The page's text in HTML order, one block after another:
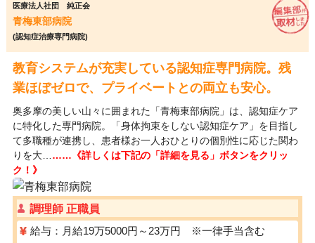
医療法人社団 純正会
青梅東部病院
(認知症治療専門病院)
教育システムが充実している認知症専門病院。残
業ほぼゼロで、プライベートとの両立も安心。
奥多摩の美しい山々に囲まれた「青梅東部病院」は、認知症ケア
に特化した専門病院。「身体拘束をしない認知症ケア」を目指し
て多職種が連携し、患者様お一人おひとりの個別性に応じた関わ
りを大… ……《詳しくは下記の「詳細を見る」ボタンをクリッ
ク！》
調理師 正職員
給与：月給19万5000円～23万円 ※一律手当含む